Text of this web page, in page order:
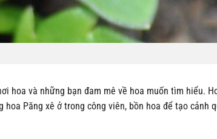
hoa và những bạn đam mê về hoa muốn tìm hiểu.
Păng xê ở trong công viên, bồn hoa để tạo cảnh